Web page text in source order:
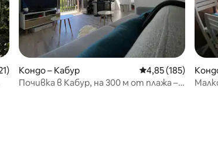
4,88 от 5, 121 отзива
Кондо – Кабур Средна оценка:
4,85 (185)
Почивка в Кабур, на 300 м от плажа –